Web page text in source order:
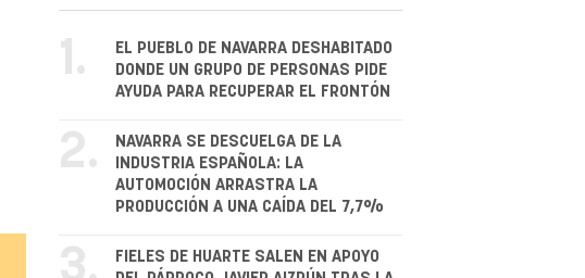
1.
EL PUEBLO DE NAVARRA DESHABITADO
DONDE UN GRUPO DE PERSONAS PIDE
AYUDA PARA RECUPERAR EL FRONTÓN
2.
NAVARRA SE DESCUELGA DE LA
INDUSTRIA ESPAÑOLA: LA
AUTOMOCIÓN ARRASTRA LA
PRODUCCIÓN A UNA CAÍDA DEL 7,7%
3.
FIELES DE HUARTE SALEN EN APOYO